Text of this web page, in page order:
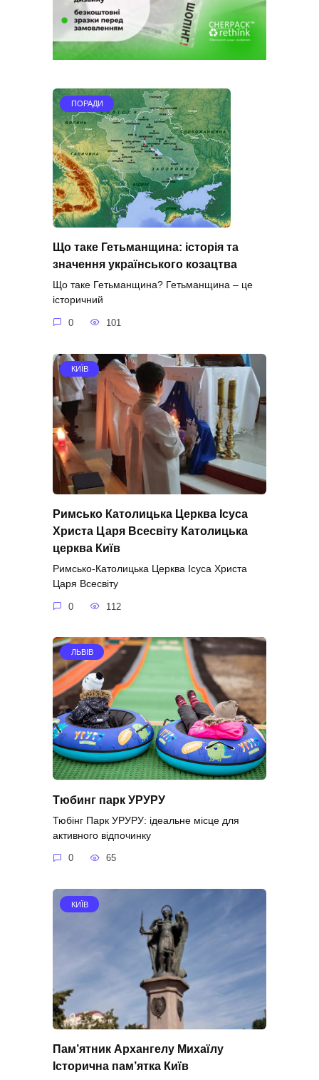
ПОРАДИ
Що таке Гетьманщина: історія та
значення українського козацтва
Що таке Гетьманщина? Гетьманщина – це
історичний
0 101
КИЇВ
Римсько Католицька Церква Ісуса
Христа Царя Всесвіту Католицька
церква Київ
Римсько-Католицька Церква Ісуса Христа
Царя Всесвіту
0 112
ЛЬВІВ
Тюбинг парк УРУРУ
Тюбінг Парк УРУРУ: ідеальне місце для
активного відпочинку
0 65
КИЇВ
Пам’ятник Архангелу Михаїлу
Історична пам’ятка Київ